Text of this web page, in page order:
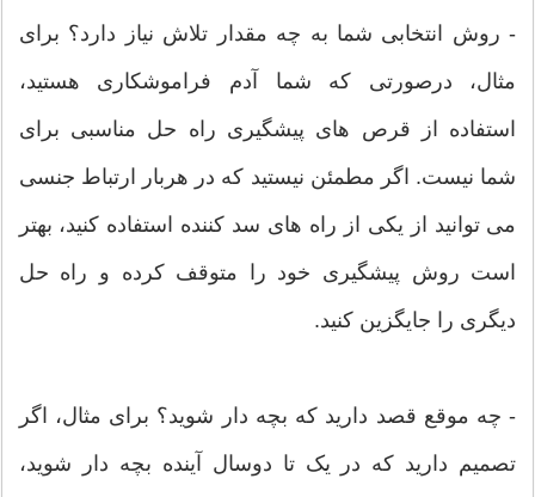
- روش انتخابی شما به چه مقدار تلاش نیاز دارد؟ برای
مثال، درصورتی که شما آدم فراموشکاری هستید،
استفاده از قرص های پیشگیری راه حل مناسبی برای
شما نیست. اگر مطمئن نیستید که در هربار ارتباط جنسی
می توانید از یکی از راه های سد کننده استفاده کنید، بهتر
است روش پیشگیری خود را متوقف کرده و راه حل
دیگری را جایگزین کنید.
- چه موقع قصد دارید که بچه دار شوید؟ برای مثال، اگر
تصمیم دارید که در یک تا دوسال آینده بچه دار شوید،